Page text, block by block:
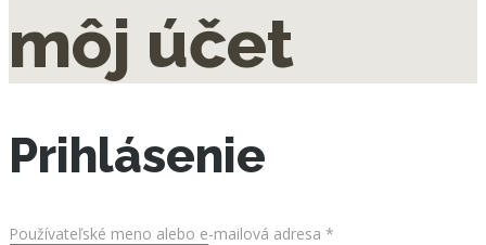
môj účet
Prihlásenie
Používateľské meno alebo e-mailová adresa *